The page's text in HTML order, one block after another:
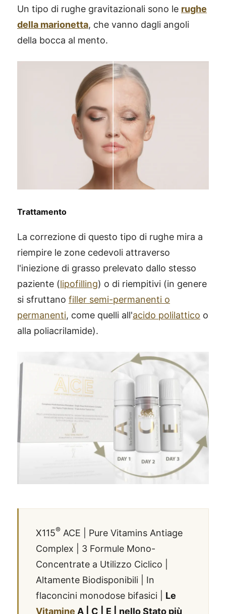
Un tipo di rughe gravitazionali sono le rughe
della marionetta, che vanno dagli angoli
della bocca al mento.
Trattamento
La correzione di questo tipo di rughe mira a
riempire le zone cedevoli attraverso
l'iniezione di grasso prelevato dallo stesso
paziente (lipofilling) o di riempitivi (in genere
si sfruttano filler semi-permanenti o
permanenti, come quelli all'acido polilattico o
alla poliacrilamide).
X115® ACE | Pure Vitamins Antiage
Complex | 3 Formule Mono-
Concentrate a Utilizzo Ciclico |
Altamente Biodisponibili | In
flaconcini monodose bifasici | Le
Vitamine A | C | E | nello Stato più
®
SCOPRI COME FUNZIONA